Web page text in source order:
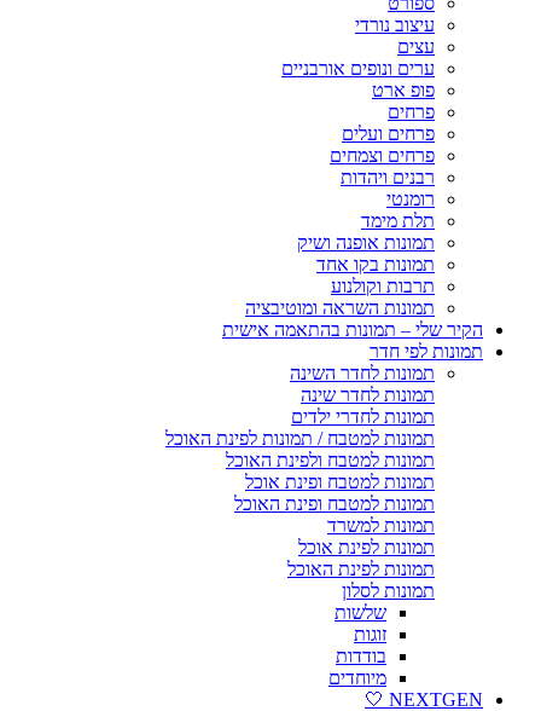
עיצוב נורדי
עצים
ערים ונופים אורבניים
פופ ארט
פרחים
פרחים ועלים
פרחים וצמחים
רבנים ויהדות
רומנטי
תלת מימד
תמונות אופנה ושיק
תמונות בקו אחד
תרבות וקולנוע
תמונות השראה ומוטיבציה
הקיר שלי – תמונות בהתאמה אישית
תמונות לפי חדר
תמונות לחדר השינה
תמונות לחדר שינה
תמונות לחדרי ילדים
תמונות למטבח / תמונות לפינת האוכל
תמונות למטבח ולפינת האוכל
תמונות למטבח ופינת אוכל
תמונות למטבח ופינת האוכל
תמונות למשרד
תמונות לפינת אוכל
תמונות לפינת האוכל
תמונות לסלון
שלשות
זוגות
בודדות
מיוחדים
NEXTGEN 🤍